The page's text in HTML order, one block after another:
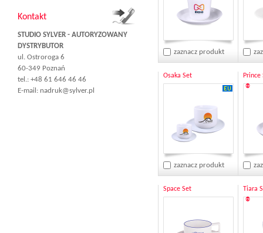
Kontakt
STUDIO SYLVER - AUTORYZOWANY
DYSTRYBUTOR
ul. Ostroroga 6
60-349 Poznań
tel.: +48 61 646 46 46
E-mail: nadruk@sylver.pl
zaznacz produkt
Osaka Set
zaznacz produkt
Prince
®
Space Set Tiara
®